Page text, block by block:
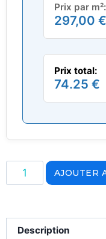
Prix par m²:
297,00 €
Prix total:
74.25 €
AJOUTER
Description